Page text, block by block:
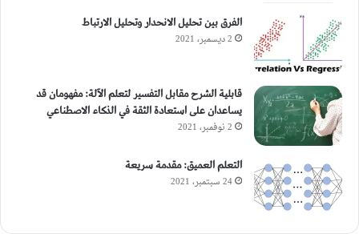
الفرق بين تحليل الانحدار وتحليل الارتباط
2 ديسمبر، 2021
قابلية الشرح مقابل التفسير لتعلم الآلة: مفهومان قد
يساعدان على استعادة الثقة في الذكاء الاصطناعي
2 نوفمبر، 2021
التعلم العميق: مقدمة سريعة
24 سبتمبر، 2021